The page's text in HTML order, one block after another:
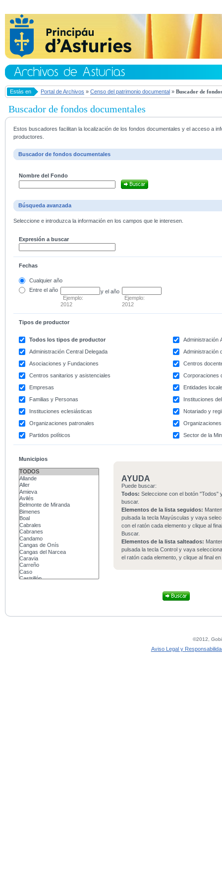
Estás en Portal de Archivos » Censo del patrimonio documental » Buscador de
Buscador de fondos documentales
Estos buscadores facilitan la localización de los fondos documentales y el acceso a
productores.
Buscador de fondos documentales
Nombre del Fondo
Búsqueda avanzada
Seleccione e introduzca la información en los campos que le interesen.
Expresión a buscar
Fechas
Cualquier año
Entre el año
Ejemplo:
2012
y el año
Ejemplo:
2012
Tipos de productor
Todos los tipos de productor
Administración
Administración Central Delegada
Administración
Asociaciones y Fundaciones
Centros
Centros sanitarios y asistenciales
Corporaciones
Empresas
Entidades
Familias y Personas
Instituciones
Instituciones eclesiásticas
Notariado y
Organizaciones patronales
Partidos políticos
Sector de la
Municipios
AYUDA
Puede buscar:
Todos: Seleccione con el botón "Todos"
buscar.
Elementos de la lista seguidos:
pulsada la tecla Mayúsculas y vaya
con el ratón cada elemento y clique al
Buscar.
Elementos de la lista salteados:
pulsada la tecla Control y vaya
el ratón cada elemento, y clique al final
©2012,
Aviso Legal y